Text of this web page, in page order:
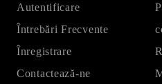
Autentificare
Întrebări Frecvente
Înregistrare
Contactează-ne